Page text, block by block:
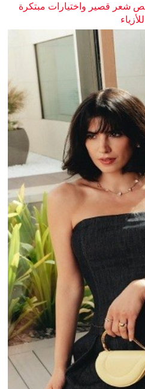
شعر قصير واختيارات مبتكرة
للأزياء